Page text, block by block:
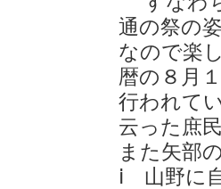
通の祭の
なので楽
暦の８月
行われて
云った庶
また矢部
ⅰ 山野に